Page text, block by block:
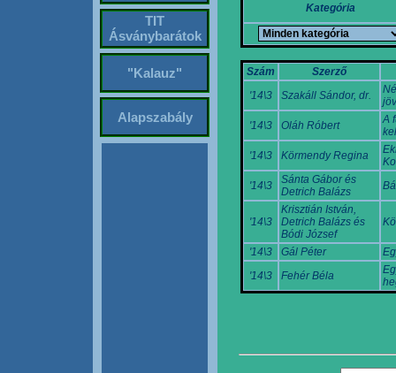
TIT
Ásványbarátok
"Kalauz"
Alapszabály
Kategória
Szám
Szerző
'14\3
Szakáll Sándor, dr.
'14\3
Oláh Róbert
A
'14\3
Körmendy Regina
'14\3
Sánta Gábor és
Detrich Balázs
'14\3
Krisztián István,
Detrich Balázs és
Bódi József
'14\3 Gál Péter
'14\3
Fehér Béla